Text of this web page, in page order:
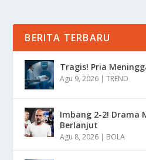
BERITA TERBARU
Tragis! Pria
Agu 9, 2026 |TREND
Imbang 2-2! Drama
Berlanjut
Agu 8, 2026 | BOLA